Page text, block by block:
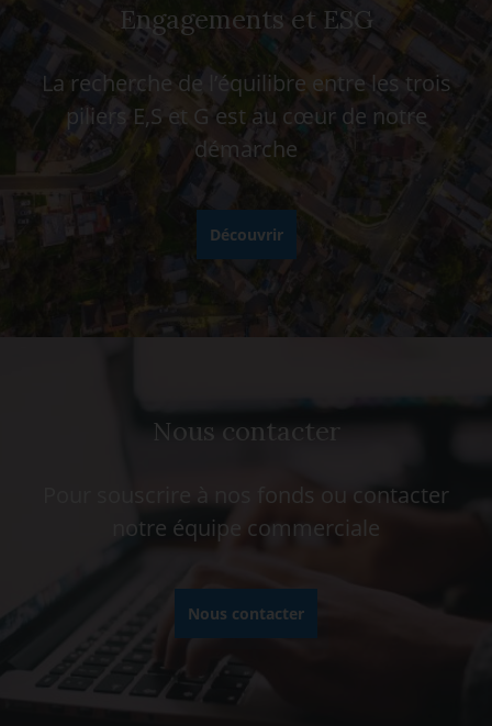
Engagements et ESG
La recherche de l’équilibre entre les trois
piliers E,S et G est au cœur de notre
démarche
Découvrir
Nous contacter
Pour souscrire à nos fonds ou contacter
notre équipe commerciale
Nous contacter